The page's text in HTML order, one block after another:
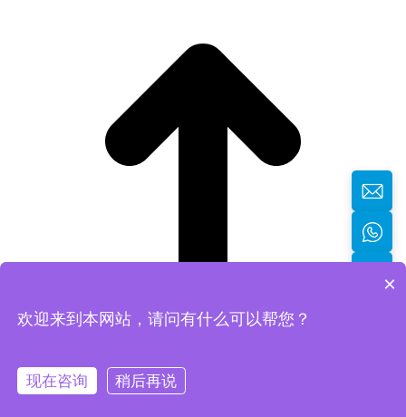
返回顶部
×
欢迎来到本网站，请问有什么可以帮您？
现在咨询 稍后再说